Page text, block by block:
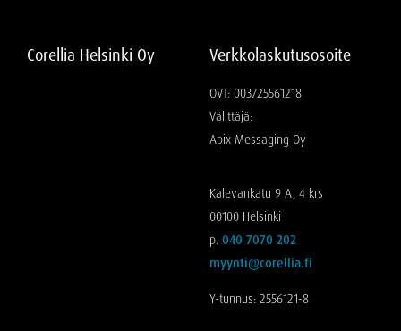
Corellia Helsinki Oy Verkkolaskutusosoite
OVT: 003725561218
Välittäjä:
Apix Messaging Oy
Kalevankatu 9 A, 4 krs
00100 Helsinki
p. 040 7070 202
myynti@corellia.fi
Y-tunnus: 2556121-8